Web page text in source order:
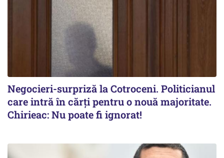
Negocieri-surpriză la Cotroceni. Politicianul
care intră în cărți pentru o nouă majoritate.
Chirieac: Nu poate fi ignorat!